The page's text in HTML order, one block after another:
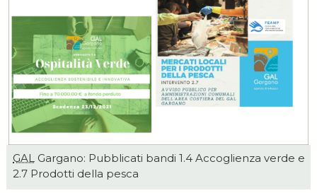
GAL Gargano: Pubblicati bandi 1.4 Accoglienza verde e
2.7 Prodotti della pesca